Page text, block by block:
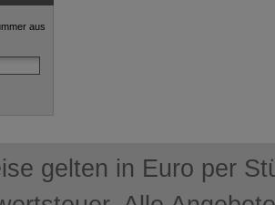
aus
gelten in Euro per